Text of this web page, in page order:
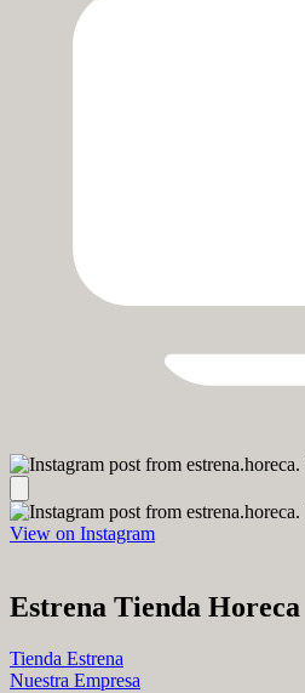
View on Instagram
Estrena Tienda Horeca
Tienda Estrena
Nuestra Empresa